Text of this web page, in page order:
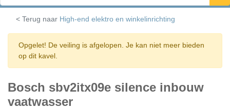
< Terug naar High-end elektro en winkelinrichting
Opgelet! De veiling is afgelopen. Je kan niet meer bieden
op dit kavel.
Bosch sbv2itx09e silence inbouw
vaatwasser